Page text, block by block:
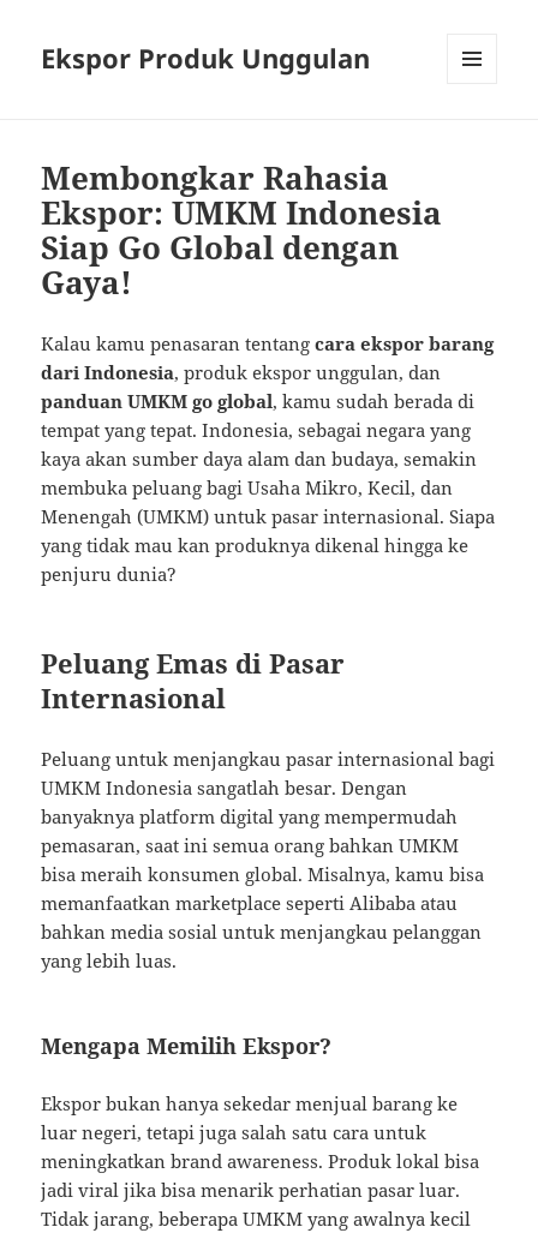
Ekspor Produk Unggulan
Membongkar Rahasia
Ekspor: UMKM Indonesia
Siap Go Global dengan
Gaya!
Kalau kamu penasaran tentangcara ekspor barang
dari Indonesia, produk ekspor unggulan, dan
panduan UMKM go global, kamu sudah berada di
tempat yang tepat. Indonesia, sebagai negara yang
kaya akan sumber daya alam dan budaya, semakin
membuka peluang bagi Usaha Mikro, Kecil, dan
Menengah (UMKM) untuk pasar internasional. Siapa
yang tidak mau kan produknya dikenal hingga ke
penjuru dunia?
Peluang Emas di Pasar
Internasional
Peluang untuk menjangkau pasar internasional bagi
UMKM Indonesia sangatlah besar. Dengan
banyaknya platform digital yang mempermudah
pemasaran, saat ini semua orang bahkan UMKM
bisa meraih konsumen global. Misalnya, kamu bisa
memanfaatkan marketplace seperti Alibaba atau
bahkan media sosial untuk menjangkau pelanggan
yang lebih luas.
Mengapa Memilih Ekspor?
Ekspor bukan hanya sekedar menjual barang ke
luar negeri, tetapi juga salah satu cara untuk
meningkatkan brand awareness. Produk lokal bisa
jadi viral jika bisa menarik perhatian pasar luar.
Tidak jarang, beberapa UMKM yang awalnya kecil